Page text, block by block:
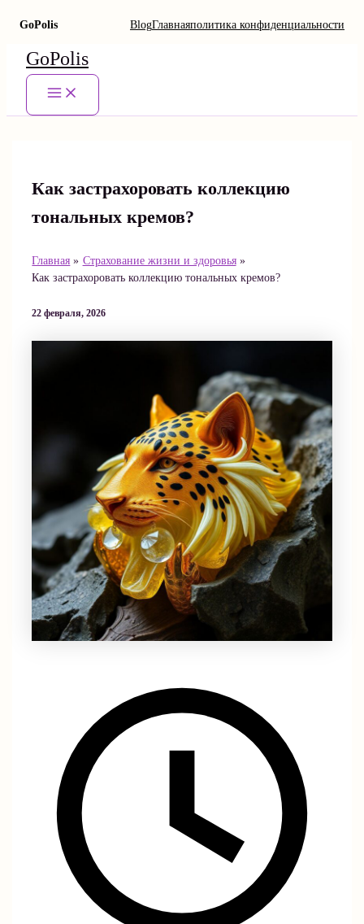
GoPolis BlogГлавнаяполитика конфиденциальности
Перейти
содержимому
GoPolis
Main
Как застрахоровать коллекцию
тональных кремов?
Главная
Страхование жизни и здоровья
Как застрахоровать коллекцию тональных кремов?
22 февраля, 2026